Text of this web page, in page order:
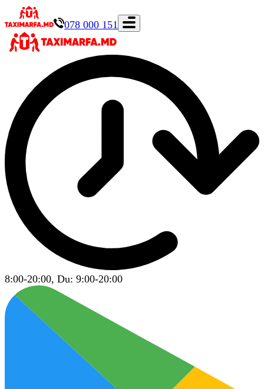
078 000 151
8:00-20:00, Du: 9:00-20:00